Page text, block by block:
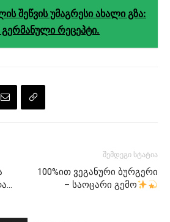
შეწვის უმაგრესი ახალი გზა:
რეცეპტი.
შემდეგი სტატია
100%ით ვეგანური ბურგერი
– საოცარი გემო